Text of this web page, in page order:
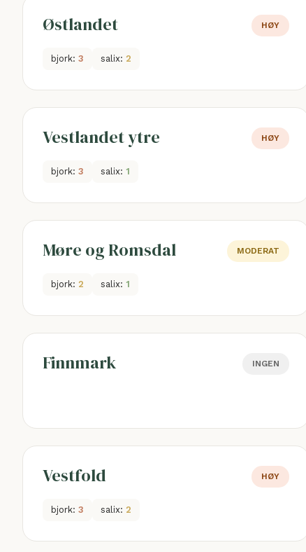
Østlandet HØY
bjork: 3 salix: 2
Vestlandet ytre HØY
bjork: 3 salix: 1
Møre og Romsdal MODERAT
bjork: 2 salix: 1
Finnmark INGEN
Vestfold HØY
bjork: 3 salix: 2